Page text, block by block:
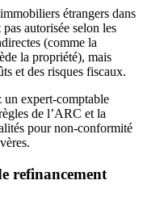
étrangers dans
autorisée selon les
(comme la
la propriété), mais
et des risques fiscaux.
un expert-comptable
de l’ARC et la
pour non-conformité
refinancement